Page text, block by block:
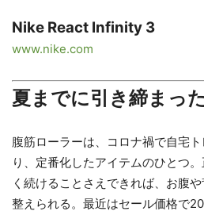
Nike React Infinity 3
www.nike.com
夏までに引き締まっ
腹筋ローラーは、コロナ禍で自宅
り、定番化したアイテムのひとつ
く続けることさえできれば、お腹
整えられる。最近はセール価格で